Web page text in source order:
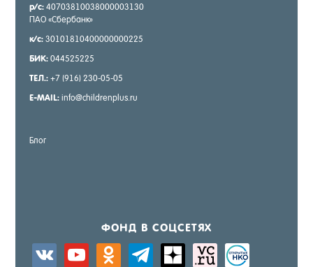
р/с: 40703810038000003130
ПАО «Сбер­банк»
к/с: 30101810400000000225
БИК: 044525225
ТЕЛ.: +7 (916) 230-05-05
E-MAIL: info@childrenplus.ru
Блог
ФОНД В СОЦ­СЕ­ТЯХ
vkontakteyoutube odnoklassnikitelegramzen-
sitemap activity